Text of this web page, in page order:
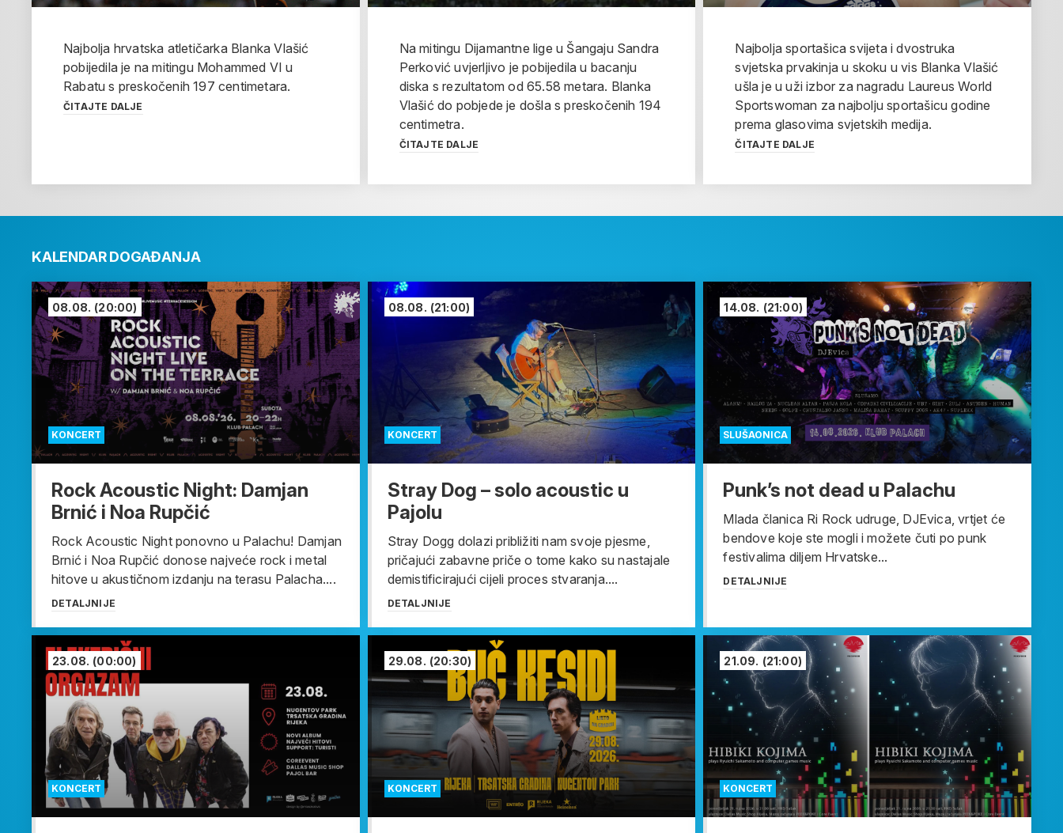
Najbolja hrvatska atletičarka Blanka Vlašić
pobijedila je na mitingu Mohammed VI u
Rabatu s preskočenih 197 centimetara.
ČITAJTE DALJE
Na mitingu Dijamantne lige u Šangaju Sandra
Perković uvjerljivo je pobijedila u bacanju
diska s rezultatom od 65.58 metara. Blanka
Vlašić do pobjede je došla s preskočenih 194
centimetra.
ČITAJTE DALJE
Najbolja sportašica svijeta i dvostruka
svjetska prvakinja u skoku u vis Blanka Vlašić
ušla je u uži izbor za nagradu Laureus World
Sportswoman za najbolju sportašicu godine
prema glasovima svjetskih medija.
ČITAJTE DALJE
KALENDAR DOGAĐANJA
KONCERT
08.08. (20:00)
Rock Acoustic Night: Damjan
Brnić i Noa Rupčić
Rock Acoustic Night ponovno u Palachu! Damjan
Brnić i Noa Rupčić donose najveće rock i metal
hitove u akustičnom izdanju na terasu Palacha....
DETALJNIJE
KONCERT
08.08. (21:00)
Stray Dog – solo acoustic u
Pajolu
Stray Dogg dolazi približiti nam svoje pjesme,
pričajući zabavne priče o tome kako su nastajale
demistificirajući cijeli proces stvaranja....
DETALJNIJE
SLUŠAONICA
14.08. (21:00)
Punk’s not dead u Palachu
Mlada članica Ri Rock udruge, DJEvica, vrtjet će
bendove koje ste mogli i možete čuti po punk
festivalima diljem Hrvatske...
DETALJNIJE
KONCERT
23.08. (00:00)
KONCERT
29.08. (20:30)
KONCERT
21.09. (21:00)